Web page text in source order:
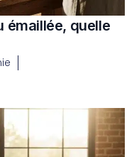
émaillée, quelle